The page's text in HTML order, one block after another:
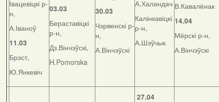
Івацевіцкі р-
н,
А.Іваноў
11.03
Брэст,
Ю.Янкевіч
03.03
Бераставіцкі
р-н,
Дз.Вінчэўскі,
H.Pomorska
30.03
Чэрвенскі р-
н,
А.Вінчэўскі
А.Халандач
Калінкавіцкі
р-н,
А.Шэўчык
В.Кавалёнак
14.04
Мёрскі р-н,
А.Вінчэўскі
27.04